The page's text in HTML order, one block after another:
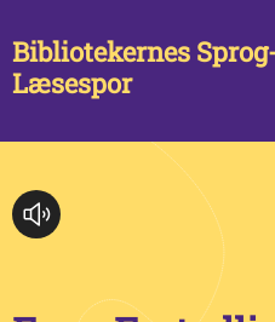
Bibliotekernes
Læsespor